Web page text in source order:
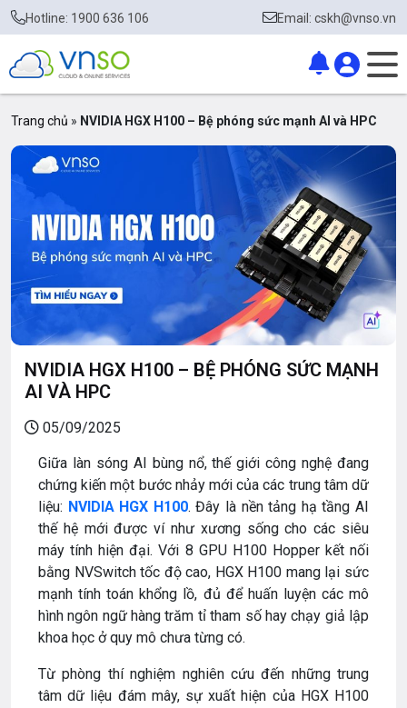
Hotline: 1900 636 106 Email: cskh@vnso.vn
Trang chủ » NVIDIA HGX H100 – Bệ phóng sức mạnh AI và HPC
NVIDIA HGX H100 – BỆ PHÓNG SỨC MẠNH
AI VÀ HPC
05/09/2025
Giữa làn sóng AI bùng nổ, thế giới công nghệ đang
chứng kiến một bước nhảy mới của các trung tâm dữ
liệu: NVIDIA HGX H100. Đây là nền tảng hạ tầng AI
thế hệ mới được ví như xương sống cho các siêu
máy tính hiện đại. Với 8 GPU H100 Hopper kết nối
bằng NVSwitch tốc độ cao, HGX H100 mang lại sức
mạnh tính toán khổng lồ, đủ để huấn luyện các mô
hình ngôn ngữ hàng trăm tỉ tham số hay chạy giả lập
khoa học ở quy mô chưa từng có.
Từ phòng thí nghiệm nghiên cứu đến những trung
tâm dữ liệu đám mây, sự xuất hiện của HGX H100